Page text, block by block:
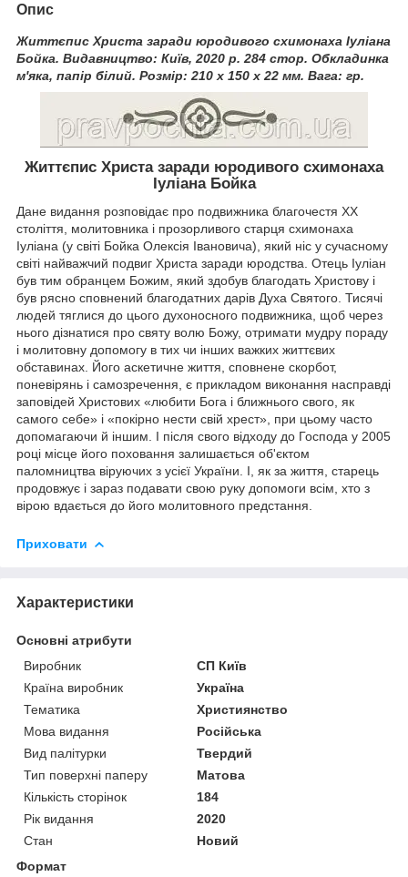
Опис
Життєпис Христа заради юродивого схимонаха Іуліана
Бойка. Видавництво: Київ, 2020 р. 284 стор. Обкладинка
м'яка, папір білий. Розмір: 210 х 150 х 22 мм. Вага: гр.
Життєпис Христа заради юродивого схимонаха
Іуліана Бойка
Дане видання розповідає про подвижника благочестя XX
століття, молитовника і прозорливого старця схимонаха
Іуліана (у світі Бойка Олексія Івановича), який ніс у сучасному
світі найважчий подвиг Христа заради юродства. Отець Іуліан
був тим обранцем Божим, який здобув благодать Христову і
був рясно сповнений благодатних дарів Духа Святого. Тисячі
людей тяглися до цього духоносного подвижника, щоб через
нього дізнатися про святу волю Божу, отримати мудру пораду
і молитовну допомогу в тих чи інших важких життєвих
обставинах. Його аскетичне життя, сповнене скорбот,
поневірянь і самозречення, є прикладом виконання насправді
заповідей Христових «любити Бога і ближнього свого, як
самого себе» і «покірно нести свій хрест», при цьому часто
допомагаючи й іншим. І після свого відходу до Господа у 2005
році місце його поховання залишається об'єктом
паломництва віруючих з усієї України. І, як за життя, старець
продовжує і зараз подавати свою руку допомоги всім, хто з
вірою вдається до його молитовного предстання.
Приховати
Характеристики
Основні атрибути
Виробник
СП Київ
Країна виробник
Україна
Тематика
Християнство
Мова видання
Російська
Вид палітурки
Твердий
Тип поверхні паперу
Матова
Кількість сторінок
184
Рік видання
2020
Стан
Новий
Формат